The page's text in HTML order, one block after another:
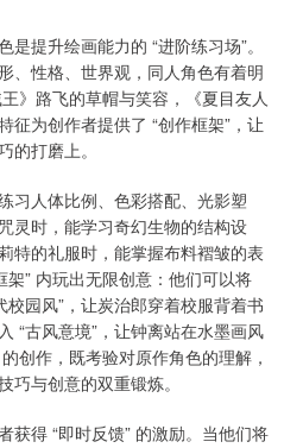
提升绘画能力的 “进阶练习场”。
、性格、世界观，同人角色有着明
》路飞的草帽与笑容，《夏目友人
征为创作者提供了 “创作框架”，让
的打磨上。
习人体比例、色彩搭配、光影塑
灵时，能学习奇幻生物的结构设
特的礼服时，能掌握布料褶皱的表
” 内玩出无限创意：他们可以将
校园风”，让炭治郎穿着校服背着书
“古风意境”，让钟离站在水墨画风
创作，既考验对原作角色的理解，
巧与创意的双重锻炼。
获得 “即时反馈” 的激励。当他们将